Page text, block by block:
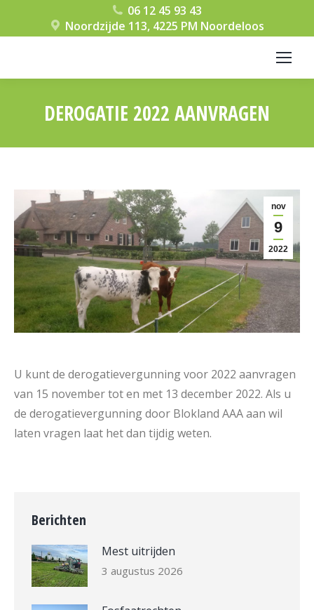
06 12 45 93 43
Noordzijde 113, 4225 PM Noordeloos
DEROGATIE 2022 AANVRAGEN
nov
9
2022
U kunt de derogatievergunning voor 2022 aanvragen
van 15 november tot en met 13 december 2022. Als u
de derogatievergunning door Blokland AAA aan wil
laten vragen laat het dan tijdig weten.
Berichten
Mest uitrijden
3 augustus 2026